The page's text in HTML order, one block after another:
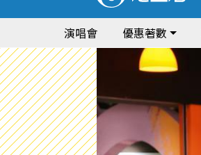
演唱會 優惠著數